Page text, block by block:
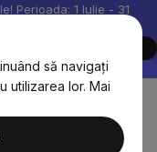
să navigați
utilizarea lor. Mai
Perioada: 1 Iulie - 31
noastre sunt
Coş
de